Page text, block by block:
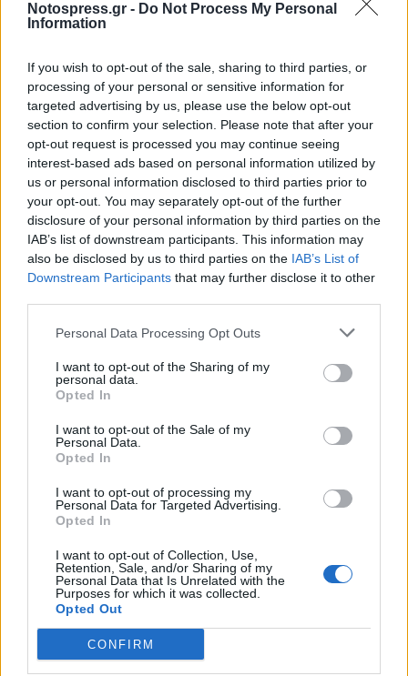
Notospress.gr - Do Not Process My Personal
Information
If you wish to opt-out of the sale, sharing to third parties, or
processing of your personal or sensitive information for
targeted advertising by us, please use the below opt-out
section to confirm your selection. Please note that after your
opt-out request is processed you may continue seeing
interest-based ads based on personal information utilized by
us or personal information disclosed to third parties prior to
your opt-out. You may separately opt-out of the further
disclosure of your personal information by third parties on the
IAB’s list of downstream participants. This information may
also be disclosed by us to third parties on the IAB’s List of
Downstream Participants that may further disclose it to other
Personal Data Processing Opt Outs
I want to opt-out of the Sharing of my
personal data.
Opted In
I want to opt-out of the Sale of my
Personal Data.
Opted In
I want to opt-out of processing my
Personal Data for Targeted Advertising.
Opted In
I want to opt-out of Collection, Use,
Retention, Sale, and/or Sharing of my
Personal Data that Is Unrelated with the
Purposes for which it was collected.
Opted Out
CONFIRM
Σχετικά Άρθρα